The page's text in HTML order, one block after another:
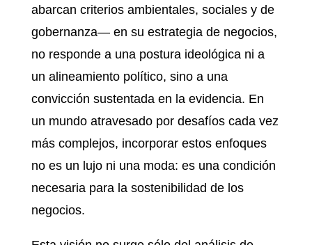
abarcan criterios ambientales, sociales y de
gobernanza— en su estrategia de negocios,
no responde a una postura ideológica ni a
un alineamiento político, sino a una
convicción sustentada en la evidencia. En
un mundo atravesado por desafíos cada vez
más complejos, incorporar estos enfoques
no es un lujo ni una moda: es una condición
necesaria para la sostenibilidad de los
negocios.